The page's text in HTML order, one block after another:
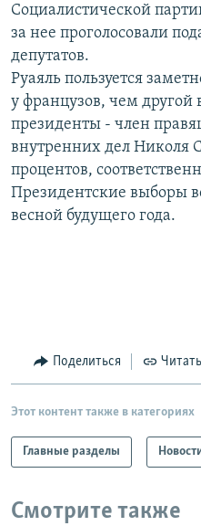
РАСПИСАНИЕ ВЕЩАНИЯ
ПОДПИШИТЕСЬ НА
СОЦИАЛЬНЫЕ СЕТИ
Все сайты РСЕ/РС
Социалистической
за нее проголосовали
депутатов.
Руаяль пользуется
у французов, чем другой
президенты - член
внутренних дел Николя
процентов,
Президентские выборы
весной будущего года.
Поделиться
Этот контент также в категориях
Главные разделы
Смотрите также